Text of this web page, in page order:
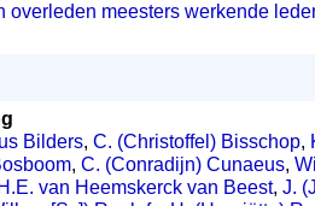
meesters werkende
Bilders, C. (Christoffel) Bisschop,
, C. (Conradijn) Cunaeus,
H.E. van Heemskerck van Beest, J.